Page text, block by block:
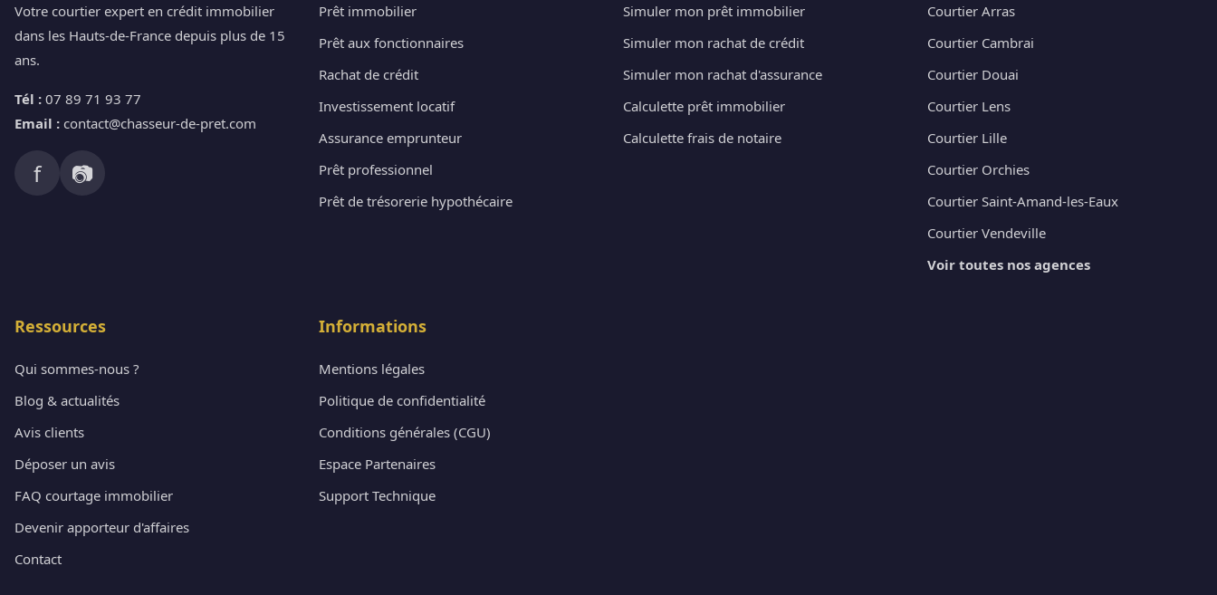
Votre courtier expert en crédit immobilier
dans les Hauts-de-France depuis plus de 15
ans.
Tél : 07 89 71 93 77
Email : contact@chasseur-de-pret.com
f 📷
Prêt immobilier
Prêt aux fonctionnaires
Rachat de crédit
Investissement locatif
Assurance emprunteur
Prêt professionnel
Prêt de trésorerie hypothécaire
Simuler mon prêt immobilier
Simuler mon rachat de crédit
Simuler mon rachat d'assurance
Calculette prêt immobilier
Calculette frais de notaire
Courtier Arras
Courtier Cambrai
Courtier Douai
Courtier Lens
Courtier Lille
Courtier Orchies
Courtier Saint-Amand-les-Eaux
Courtier Vendeville
Voir toutes nos agences
Ressources
Qui sommes-nous ?
Blog & actualités
Avis clients
Déposer un avis
FAQ courtage immobilier
Devenir apporteur d'affaires
Contact
Informations
Mentions légales
Politique de confidentialité
Conditions générales (CGU)
Espace Partenaires
Support Technique